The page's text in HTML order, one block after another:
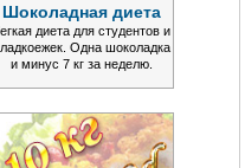
Шоколадная диета
диета для студентов и
Одна шоколадка
и минус 7 кг за неделю.